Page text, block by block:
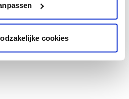
cookies
votre mobilier.
technologique de vos